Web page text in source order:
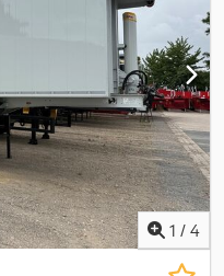
1 / 4